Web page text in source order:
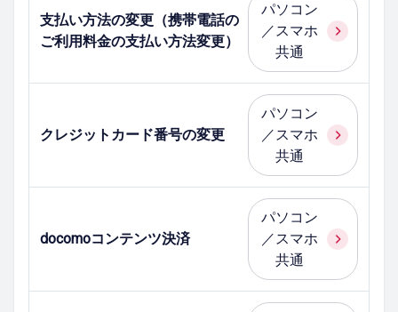
支払い方法の変更（携帯電話の
ご利用料金の支払い方法変更）
パソコン
／スマホ
共通
クレジットカード番号の変更
パソコン
／スマホ
共通
docomoコンテンツ決済
パソコン
／スマホ
共通